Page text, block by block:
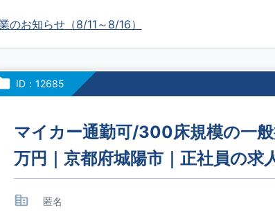
のお知らせ（8/11～8/16）
ID：12685
マイカー通勤可/300床規模の一
万円｜京都府城陽市｜正社員の求
匿名